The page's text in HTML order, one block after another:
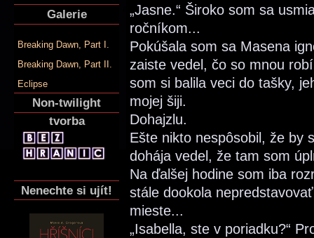
Galerie
Breaking Dawn, Part I.
Breaking Dawn, Part II.
Eclipse
Non-twilight
tvorba
Nenechte si ujít!
„Jasne.“ Široko som sa
ročníkom...
Pokúšala som sa Masena
zaiste vedel, čo so mnou
som si balila veci do tašky,
mojej šiji.
Dohajzlu.
Ešte nikto nespôsobil, že by
dohája vedel, že tam som
Na ďalšej hodine som iba
stále dookola
mieste...
„Isabella, ste v poriadku?“